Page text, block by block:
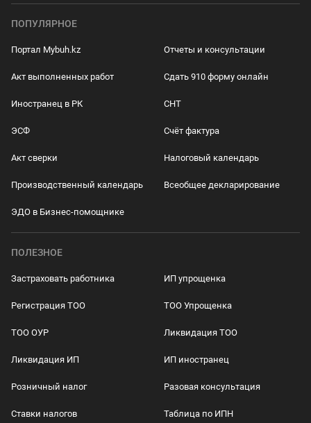
ПОПУЛЯРНОЕ
Портал Mybuh.kz Отчеты и консультации
Акт выполненных работ Сдать 910 форму онлайн
Иностранец в РК СНТ
ЭСФ Счёт фактура
Акт сверки Налоговый календарь
Производственный календарь Всеобщее декларирование
ЭДО в Бизнес-помощнике
ПОЛЕЗНОЕ
Застраховать работника ИП упрощенка
Регистрация ТОО ТОО Упрощенка
ТОО ОУР Ликвидация ТОО
Ликвидация ИП ИП иностранец
Розничный налог Разовая консультация
Ставки налогов Таблица по ИПН